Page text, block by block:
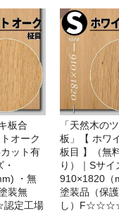
板合
オーク
ット有
・無
装無
定工場
「天然木の
板」【 ホワ
板目 】（無
り）｜Sサイ
910×1820（
塗装品（保
し）